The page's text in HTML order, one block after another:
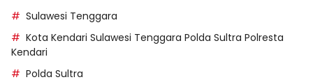
Sulawesi Tenggara
Kota Kendari Sulawesi Tenggara Polda Sultra Polresta
Kendari
Polda Sultra